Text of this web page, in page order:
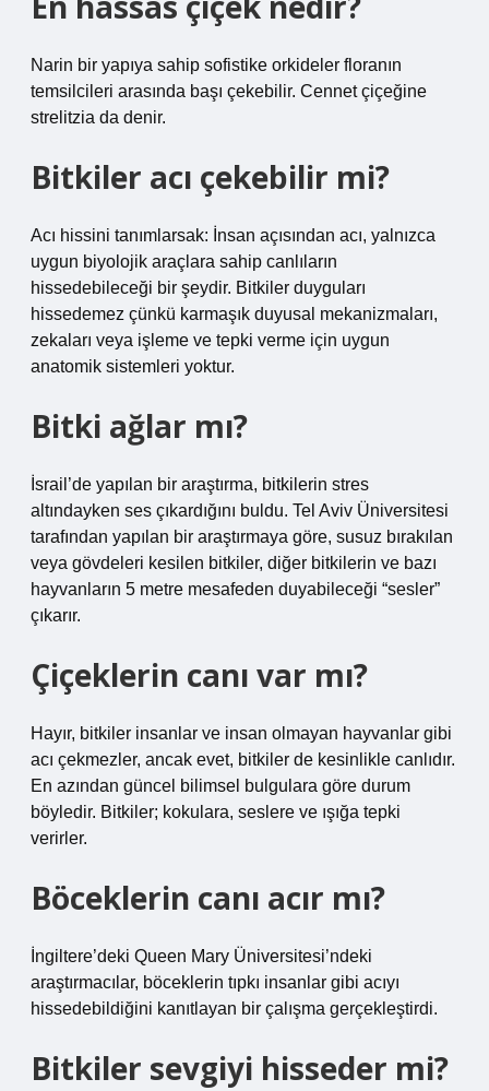
Narin bir yapıya sahip sofistike orkideler floranın
temsilcileri arasında başı çekebilir. Cennet çiçeğine
strelitzia da denir.
Bitkiler acı çekebilir mi?
Acı hissini tanımlarsak: İnsan açısından acı, yalnızca
uygun biyolojik araçlara sahip canlıların
hissedebileceği bir şeydir. Bitkiler duyguları
hissedemez çünkü karmaşık duyusal mekanizmaları,
zekaları veya işleme ve tepki verme için uygun
anatomik sistemleri yoktur.
Bitki ağlar mı?
İsrail’de yapılan bir araştırma, bitkilerin stres
altındayken ses çıkardığını buldu. Tel Aviv Üniversitesi
tarafından yapılan bir araştırmaya göre, susuz bırakılan
veya gövdeleri kesilen bitkiler, diğer bitkilerin ve bazı
hayvanların 5 metre mesafeden duyabileceği “sesler”
çıkarır.
Çiçeklerin canı var mı?
Hayır, bitkiler insanlar ve insan olmayan hayvanlar gibi
acı çekmezler, ancak evet, bitkiler de kesinlikle canlıdır.
En azından güncel bilimsel bulgulara göre durum
böyledir. Bitkiler; kokulara, seslere ve ışığa tepki
verirler.
Böceklerin canı acır mı?
İngiltere’deki Queen Mary Üniversitesi’ndeki
araştırmacılar, böceklerin tıpkı insanlar gibi acıyı
hissedebildiğini kanıtlayan bir çalışma gerçekleştirdi.
Bitkiler sevgiyi hisseder mi?